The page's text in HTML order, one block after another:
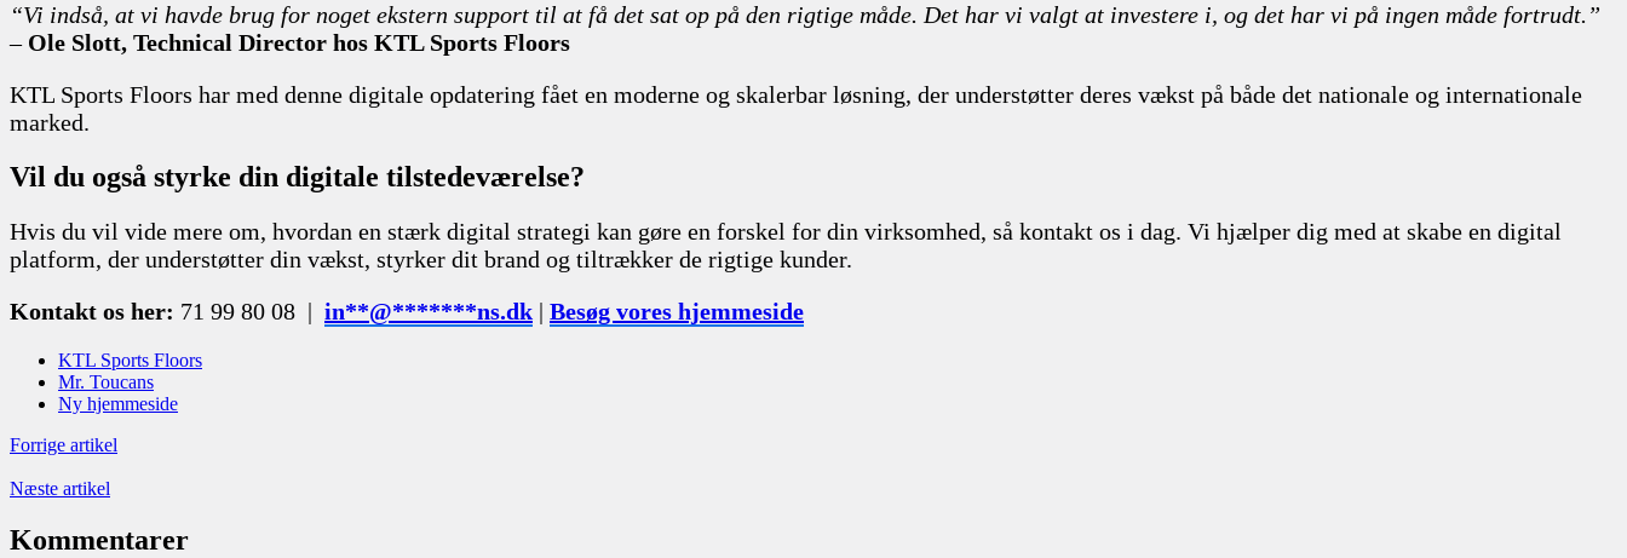
“Vi indså, at vi havde brug for noget ekstern support til at få det sat op på den rigtige måde. Det har vi valgt at investere i, og det har vi på ingen måde fortrudt.”
– Ole Slott, Technical Director hos KTL Sports Floors
KTL Sports Floors har med denne digitale opdatering fået en moderne og skalerbar løsning, der understøtter deres vækst på både det nationale og internationale
marked.
Vil du også styrke din digitale tilstedeværelse?
Hvis du vil vide mere om, hvordan en stærk digital strategi kan gøre en forskel for din virksomhed, så kontakt os i dag. Vi hjælper dig med at skabe en digital
platform, der understøtter din vækst, styrker dit brand og tiltrækker de rigtige kunder.
Kontakt os her: 71 99 80 08 | in**@*******ns.dk | Besøg vores hjemmeside
KTL Sports Floors
Mr. Toucans
Ny hjemmeside
Forrige artikel
Næste artikel
Kommentarer